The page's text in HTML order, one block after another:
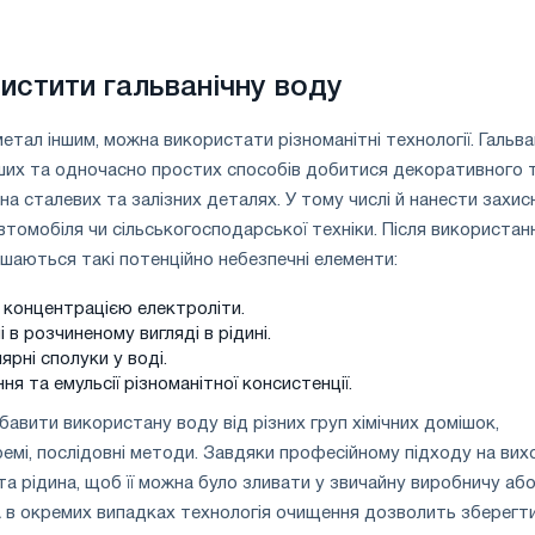
гальванічну воду
іншим, можна використати різноманітні технології.
та одночасно простих способів добитися декоративного
сталевих та залізних деталях. У тому числі й нанести
чи сільськогосподарської техніки. Після
такі потенційно небезпечні елементи:
концентрацією електроліти.
розчиненому вигляді в рідині.
сполуки у воді.
та емульсії різноманітної консистенції.
використану воду від різних груп хімічних домішок,
послідовні методи. Завдяки професійному підходу на
рідина, щоб її можна було зливати у звичайну виробничу або
в окремих випадках технологія очищення дозволить